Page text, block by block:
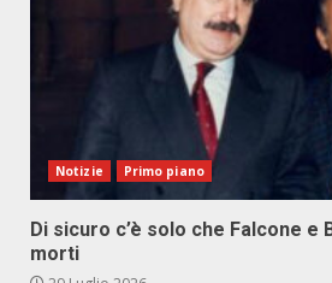
Notizie Primo piano
Di sicuro c’è solo che Falcone e
morti